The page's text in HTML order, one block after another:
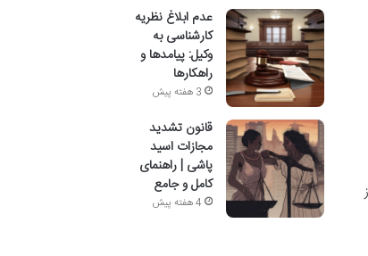
عدم ابلاغ نظریه
کارشناسی به
وکیل: پیامدها و
راهکارها
3 هفته پیش
قانون تشدید
مجازات اسید
پاشی | راهنمای
کامل و جامع
4 هفته پیش